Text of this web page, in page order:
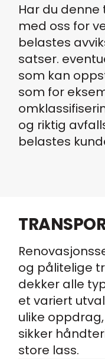
Har du
med oss for
belastes
satser.
som kan
som for
og riktig
belastes
og pålitelige
dekker alle
et variert
ulike
sikker
store lass.